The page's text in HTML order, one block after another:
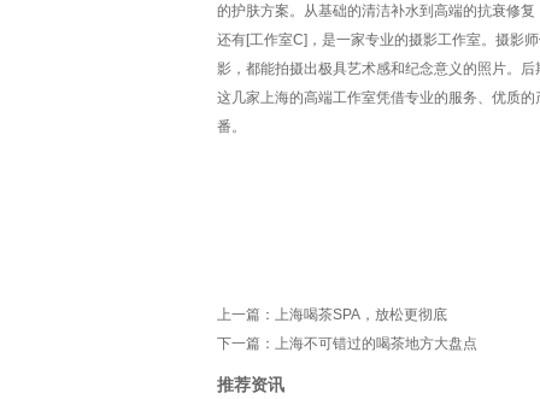
的护肤方案。从基础的清洁补水到高端的抗衰修
还有[工作室C]，是一家专业的摄影工作室。摄影
影，都能拍摄出极具艺术感和纪念意义的照片。
这几家上海的高端工作室凭借专业的服务、优质
番。
上一篇： 上海喝茶SPA，放松更彻底
下一篇： 上海不可错过的喝茶地方大盘点
推荐资讯